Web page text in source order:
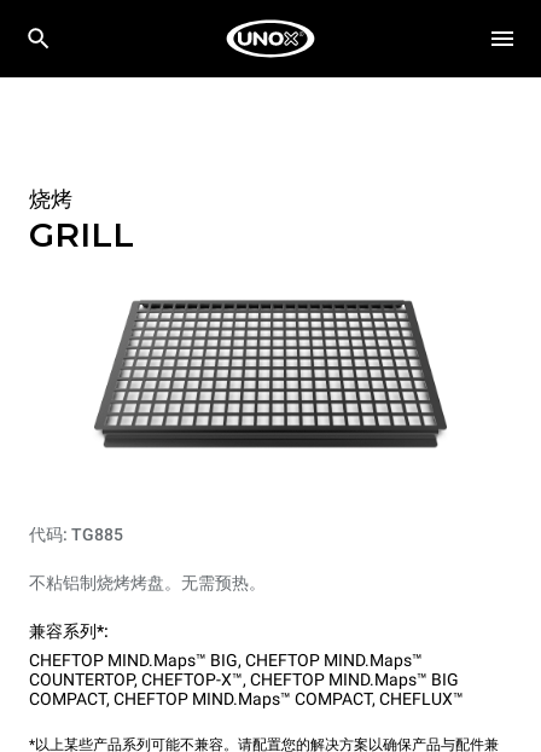
烧烤
GRILL
代码: TG885
不粘铝制烧烤烤盘。无需预热。
兼容系列*:
CHEFTOP MIND.Maps™ BIG, CHEFTOP MIND.Maps™
COUNTERTOP, CHEFTOP-X™, CHEFTOP MIND.Maps™ BIG
COMPACT, CHEFTOP MIND.Maps™ COMPACT, CHEFLUX™
*以上某些产品系列可能不兼容。请配置您的解决方案以确保产品与配件兼